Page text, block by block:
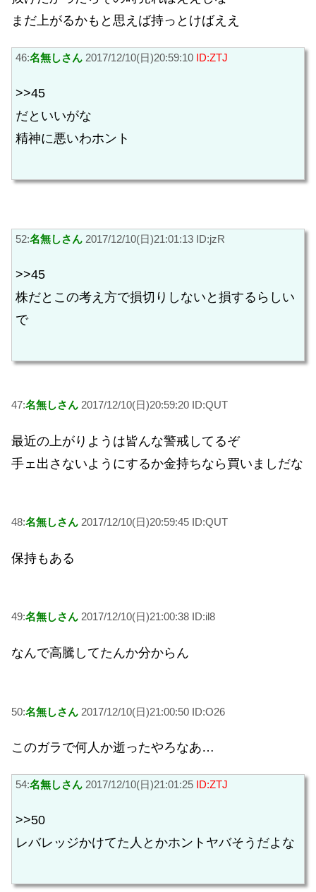
まだ上がるかもと思えば持っとけばええ
46:名無しさん 2017/12/10(日)20:59:10 ID:ZTJ
>>45
だといいがな
精神に悪いわホント
52:名無しさん 2017/12/10(日)21:01:13 ID:jzR
>>45
株だとこの考え方で損切りしないと損するらしい
で
47:名無しさん 2017/12/10(日)20:59:20 ID:QUT
最近の上がりようは皆んな警戒してるぞ
手ェ出さないようにするか金持ちなら買いましだな
48:名無しさん 2017/12/10(日)20:59:45 ID:QUT
保持もある
49:名無しさん 2017/12/10(日)21:00:38 ID:il8
なんで高騰してたんか分からん
50:名無しさん 2017/12/10(日)21:00:50 ID:O26
このガラで何人か逝ったやろなあ…
54:名無しさん 2017/12/10(日)21:01:25 ID:ZTJ
>>50
レバレッジかけてた人とかホントヤバそうだよな